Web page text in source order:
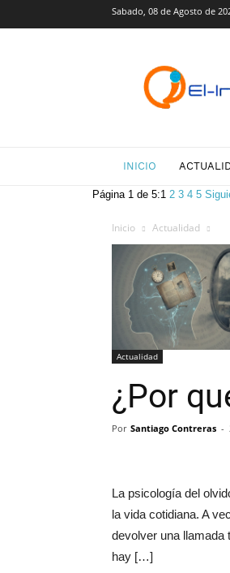
Sabado, 08 de Agosto de
Informe.com
INICIO
Página 1 de 5:1 2345
Inicio Actualidad
Actualidad
¿Por
Por Santiago Contreras -
La psicología del
la vida cotidiana. A
devolver una llamada
hay […]